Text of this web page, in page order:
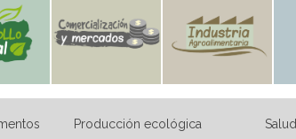
Producción ecológica Salud